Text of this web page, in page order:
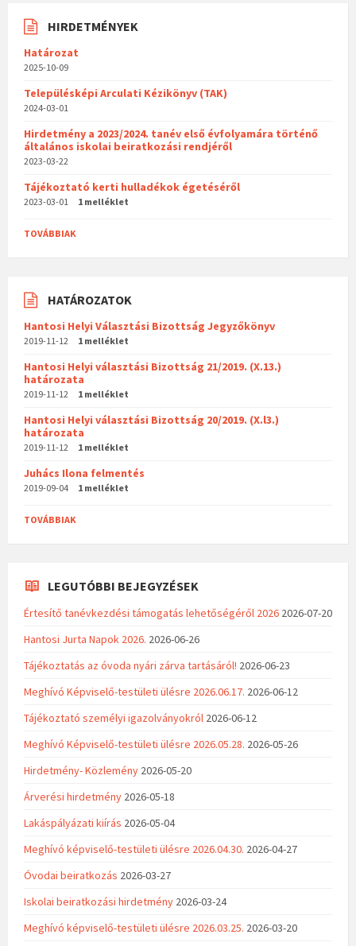
HIRDETMÉNYEK
Határozat
2025-10-09
Településképi Arculati Kézikönyv (TAK)
2024-03-01
Hirdetmény a 2023/2024. tanév első évfolyamára történő
általános iskolai beiratkozási rendjéről
2023-03-22
Tájékoztató kerti hulladékok égetéséről
2023-03-01 1 melléklet
TOVÁBBIAK
HATÁROZATOK
Hantosi Helyi Választási Bizottság Jegyzőkönyv
2019-11-12 1 melléklet
Hantosi Helyi választási Bizottság 21/2019. (X.13.)
határozata
2019-11-12 1 melléklet
Hantosi Helyi választási Bizottság 20/2019. (X.l3.)
határozata
2019-11-12 1 melléklet
Juhács Ilona felmentés
2019-09-04 1 melléklet
TOVÁBBIAK
LEGUTÓBBI BEJEGYZÉSEK
Értesítő tanévkezdési támogatás lehetőségéről 2026 2026-07-20
Hantosi Jurta Napok 2026. 2026-06-26
Tájékoztatás az óvoda nyári zárva tartásáról! 2026-06-23
Meghívó Képviselő-testületi ülésre 2026.06.17. 2026-06-12
Tájékoztató személyi igazolványokról 2026-06-12
Meghívó Képviselő-testületi ülésre 2026.05.28. 2026-05-26
Hirdetmény- Közlemény 2026-05-20
Árverési hirdetmény 2026-05-18
Lakáspályázati kiírás 2026-05-04
Meghívó képviselő-testületi ülésre 2026.04.30. 2026-04-27
Óvodai beiratkozás 2026-03-27
Iskolai beiratkozási hirdetmény 2026-03-24
Meghívó képviselő-testületi ülésre 2026.03.25. 2026-03-20